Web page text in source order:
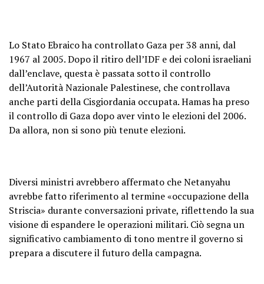
Lo Stato Ebraico ha controllato Gaza per 38 anni, dal
1967 al 2005. Dopo il ritiro dell’IDF e dei coloni israeliani
dall’enclave, questa è passata sotto il controllo
dell’Autorità Nazionale Palestinese, che controllava
anche parti della Cisgiordania occupata. Hamas ha preso
il controllo di Gaza dopo aver vinto le elezioni del 2006.
Da allora, non si sono più tenute elezioni.
Diversi ministri avrebbero affermato che Netanyahu
avrebbe fatto riferimento al termine «occupazione della
Striscia» durante conversazioni private, riflettendo la sua
visione di espandere le operazioni militari. Ciò segna un
significativo cambiamento di tono mentre il governo si
prepara a discutere il futuro della campagna.